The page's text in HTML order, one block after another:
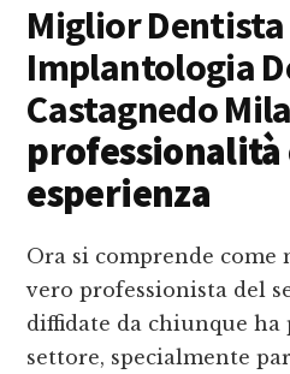
Miglior Dentista
Implantologia
Castagnedo
professionalità
esperienza
Ora si comprende come
vero professionista del
diffidate da chiunque ha
settore, specialmente